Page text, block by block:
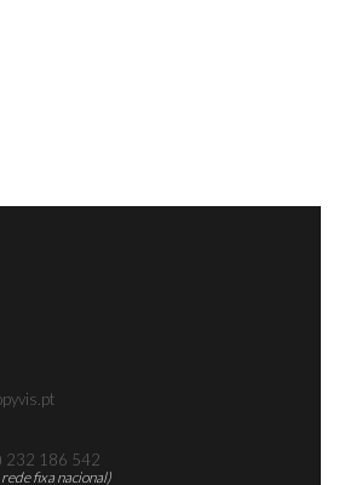
232 186 542
fixa nacional)